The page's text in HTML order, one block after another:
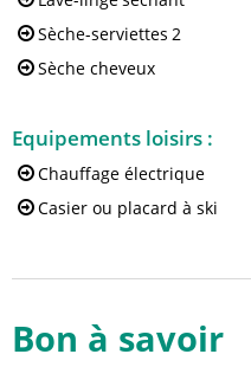
Sèche-serviettes 2
Sèche cheveux
Equipements loisirs :
Chauffage électrique
Casier ou placard à ski
Bon à savoir